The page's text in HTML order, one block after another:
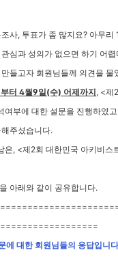
사, 투표가 좀 많지요? 아무리
심과 성의가 없으면 하기 어
들고자 회원님들께 의견을
터 4월9일(수) 어제까지, <제
여부에 대한 설문을 진행하였
주셨습니다.
은, <제2회 대한민국 아키비스
아래와 같이 공유합니다.
에 대한 회원님들의 응답입니